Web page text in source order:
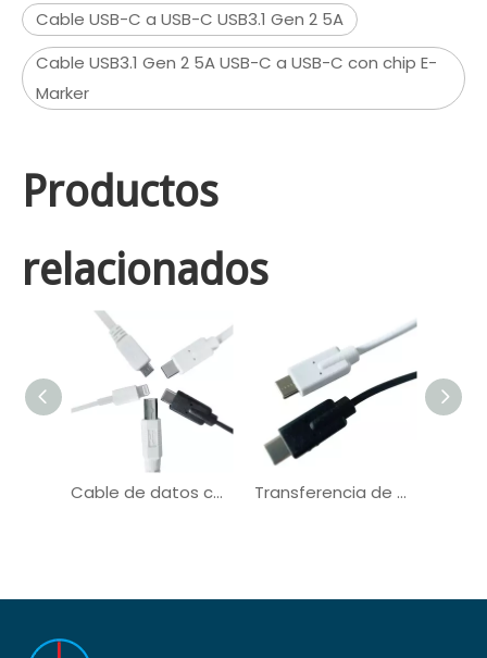
Cable USB-C a USB-C USB3.1 Gen 2 5A
Cable USB3.1 Gen 2 5A USB-C a USB-C con chip E-
Marker
Productos
relacionados
Cable de datos con aislamiento de PVC TPE USB C a C Cable de cobre UL2725 Transferencia de audio y video de la ayuda del PD 5A del cable del USB C 4K modificada para requisitos particulares